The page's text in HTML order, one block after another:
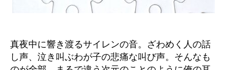
真夜中に響き渡るサイレンの音。ざわめく人の話
し声、泣き叫ぶわが子の悲痛な叫び声。そんなも